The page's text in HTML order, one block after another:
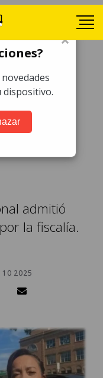
y
admitió
la fiscalía.
10 2025
×